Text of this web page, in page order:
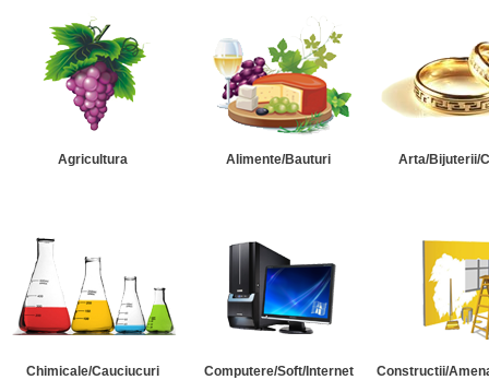
Agricultura Alimente/Bauturi Arta/Bijuterii/
Chimicale/Cauciucuri Computere/Soft/Internet Constructii/